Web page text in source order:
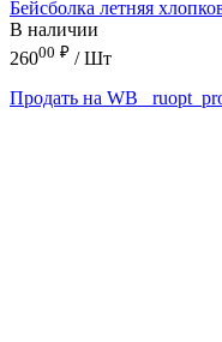
Бейсболка летняя
В наличии
26000 ₽ / Шт
Продать на WB